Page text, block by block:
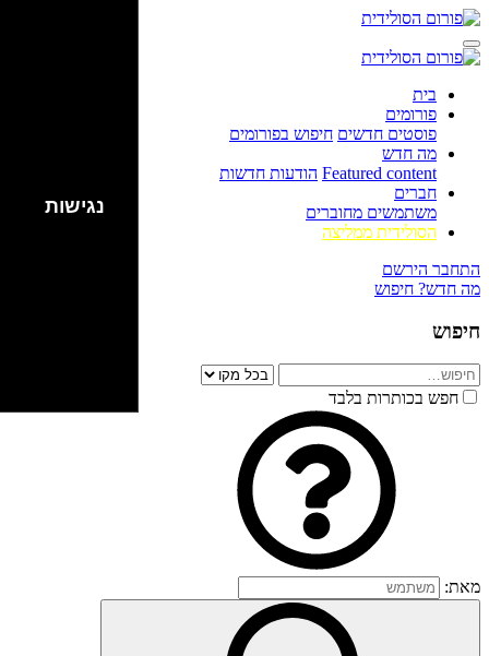
בית
פורומים
פוסטים חדשים חיפוש בפורומים
מה חדש
Featured content הודעות חדשות
חברים
משתמשים מחוברים
הסולידית ממליצה
התחבר הירשם
מה חדש? חיפוש
חיפוש
חפש בכותרות בלבד
מאת:
נגישות